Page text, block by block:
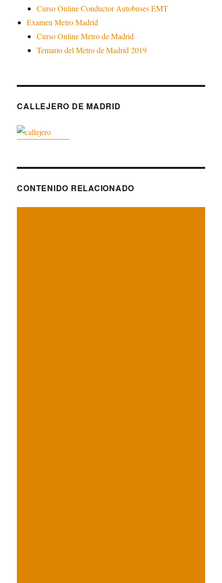
Curso Online Conductor Autobuses EMT
Examen Metro Madrid
Curso Online Metro de Madrid
Temario del Metro de Madrid 2019
CALLEJERO DE MADRID
CONTENIDO RELACIONADO